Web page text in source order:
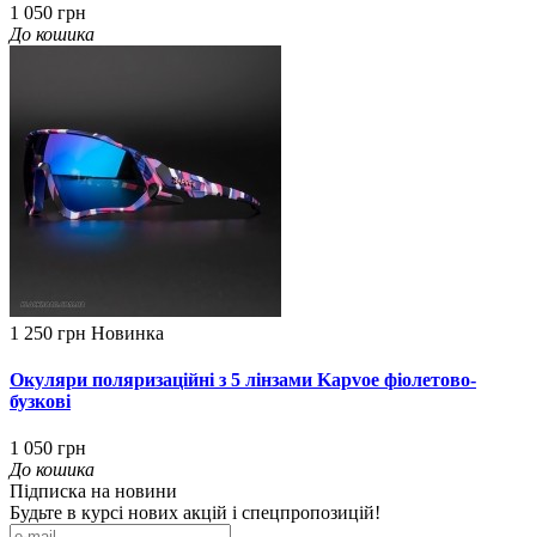
1 050 грн
До кошика
1 250 грн Новинка
Окуляри поляризаційні з 5 лінзами Kapvoe фіолетово-
бузкові
1 050 грн
До кошика
Підписка на новини
Будьте в курсі нових акцій і спецпропозицій!